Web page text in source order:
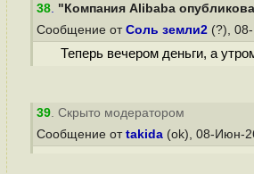
38. "Компания Alibaba
Сообщение от Соль земли2 (?),
Теперь вечером деньги, а
39. Скрыто модератором
Сообщение от takida (ok), 08-Июн-